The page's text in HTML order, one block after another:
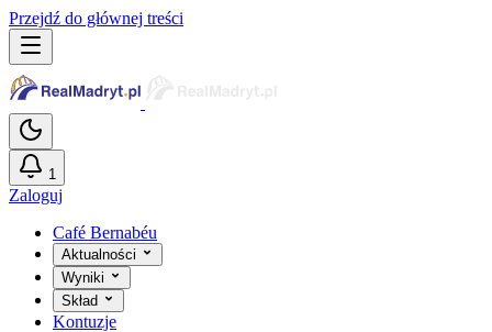
Przejdź do głównej treści
1
Zaloguj
Café Bernabéu
Aktualności
Wyniki
Skład
Kontuzje